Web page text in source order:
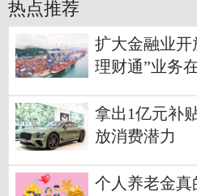
热点推荐
扩大金融业开
理财通”业务
拿出1亿元补
放消费潜力
个人养老金真